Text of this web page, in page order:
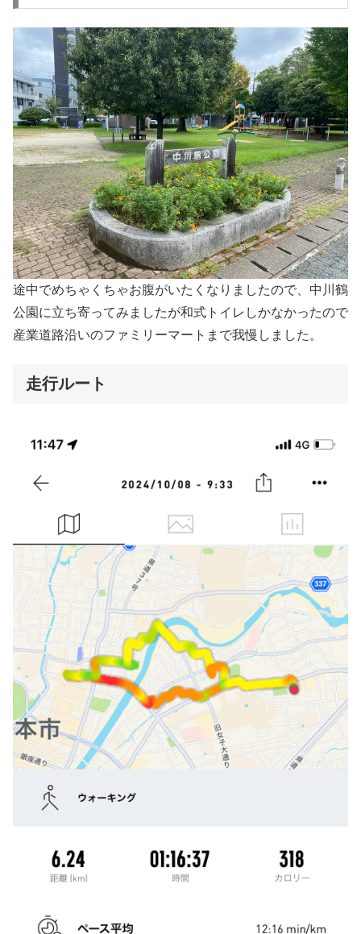
途中でめちゃくちゃお腹がいたくなりましたので、中川鶴
公園に立ち寄ってみましたが和式トイレしかなかったので
産業道路沿いのファミリーマートまで我慢しました。
走行ルート